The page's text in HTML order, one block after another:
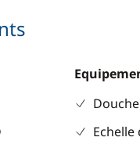
Echelle